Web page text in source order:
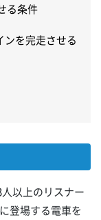
る条件
を完走させる
以上のリスナー
登場する電車を